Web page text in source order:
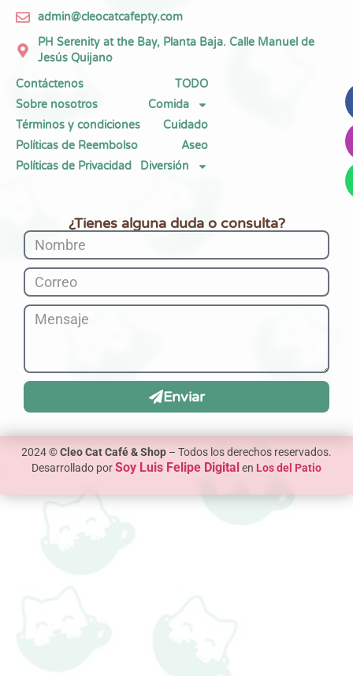
admin@cleocatcafepty.com
PH Serenity at the Bay, Planta Baja. Calle Manuel de
Jesús Quijano
Contáctenos
Sobre nosotros
Términos y condiciones
Políticas de Reembolso
Políticas de Privacidad
TODO
Comida
Cuidado
Aseo
Diversión
¿Tienes alguna duda o consulta?
Enviar
2024 ©Cleo Cat Café & Shop – Todos los derechos reservados.
Desarrollado porSoy Luis Felipe Digitalen Los del Patio